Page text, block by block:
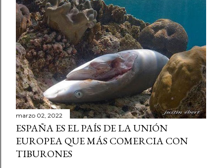
marzo 02, 2022
ESPAÑA ES EL PAÍS DE LA UNIÓN
EUROPEA QUE MÁS COMERCIA CON
TIBURONES